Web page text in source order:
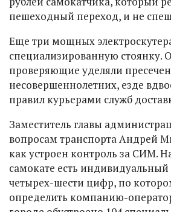
пешеходный переход, и не
Еще три мощных
специализированную стоянку.
проверяющие уделяли
несовершеннолетних, езде
правил курьерами служб
Заместитель главы
вопросам транспорта Андрей
как устроен контроль за СИМ.
самокате есть
четырех-шести цифр, по
определить компанию-